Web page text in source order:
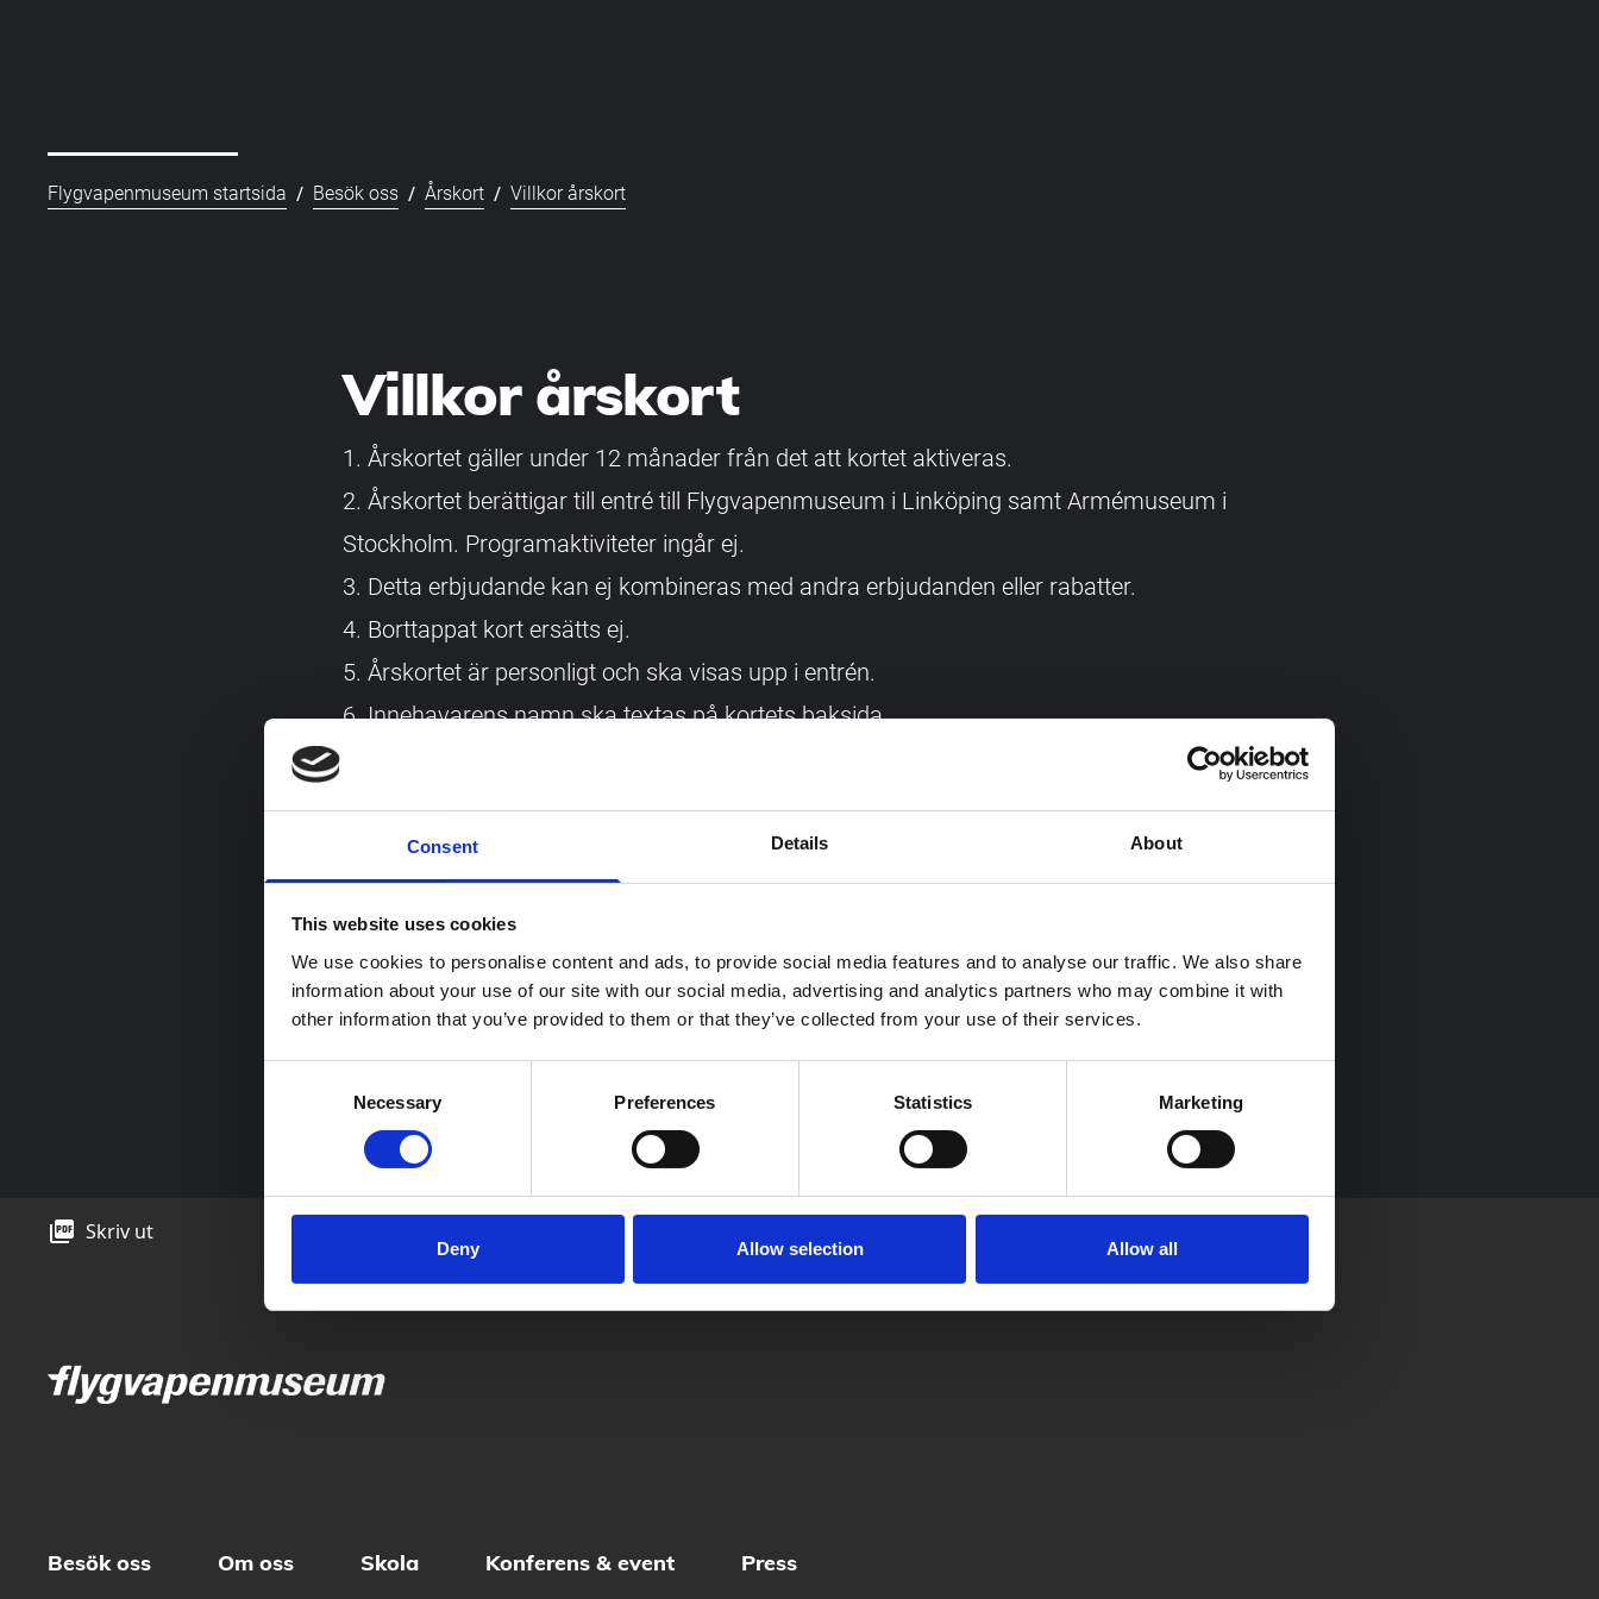
Consent Details About
This website uses cookies
We use cookies to personalise content and ads, to provide social media features and to analyse our traffic. We also share
information about your use of our site with our social media, advertising and analytics partners who may combine it with
other information that you’ve provided to them or that they’ve collected from your use of their services.
Necessary Preferences Statistics Marketing
Deny Allow selection Allow all
Flygvapenmuseum startsida / Besök oss / Årskort / Villkor årskort
Villkor årskort
Årskortet gäller under 12 månader från det att kortet aktiveras.
Årskortet berättigar till entré till Flygvapenmuseum i Linköping samt Armémuseum i
Stockholm. Programaktiviteter ingår ej.
Detta erbjudande kan ej kombineras med andra erbjudanden eller rabatter.
Borttappat kort ersätts ej.
Årskortet är personligt och ska visas upp i entrén.
Innehavarens namn ska textas på kortets baksida.
Receptionspersonal har rätt att kontrollera legitimation så att kortet inte missbrukas.
Köp av årskort återbetalas ej.
Museerna förbehåller sig rätten att justera öppettider.
Museerna har rätt att uppdatera villkoren med omedelbar verkan.
Museerna förbehåller sig rätten till justering av priser och rabatter utan föregående
avisering.
Kortköparens personuppgifter sparas ej.
/Villkor senaste uppdaterat: 13 januari 2023
picture_as_pdf Skriv ut
Besök oss Om oss Skola Konferens & event Press